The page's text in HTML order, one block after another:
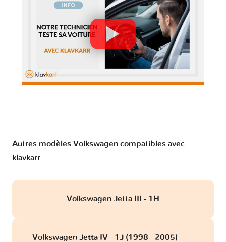
Autres modèles Volkswagen compatibles avec
klavkarr
Volkswagen Jetta III - 1H
Volkswagen Jetta IV - 1J (1998 - 2005)